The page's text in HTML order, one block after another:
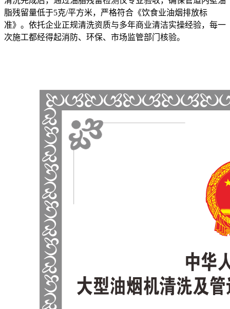
脂残留量低于5克/平方米，严格符合《饮食业油烟排放标
准》。依托企业正规清洗资质与多年商业清洁实操经验，每一
次施工都经得起消防、环保、市场监管部门核验。